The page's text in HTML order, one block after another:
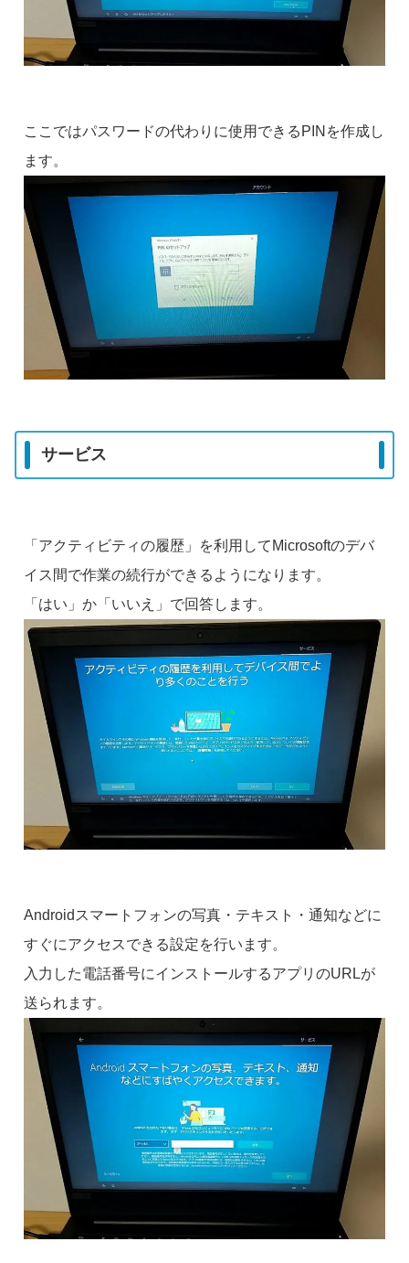
ここではパスワードの代わりに使用できるPINを作成し
ます。
サービス
「アクティビティの履歴」を利用してMicrosoftのデバ
イス間で作業の続行ができるようになります。
「はい」か「いいえ」で回答します。
Androidスマートフォンの写真・テキスト・通知などに
すぐにアクセスできる設定を行います。
入力した電話番号にインストールするアプリのURLが
送られます。